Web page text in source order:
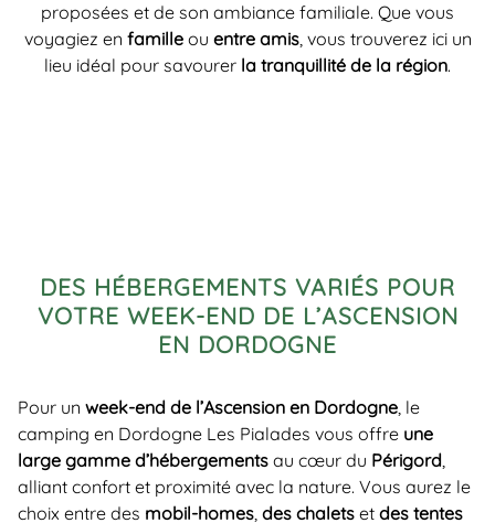
proposées et de son ambiance familiale. Que vous
voyagiez en familleou entre amis, vous trouverez ici un
lieu idéal pour savourer la tranquillité de la région.
DES HÉBERGEMENTS VARIÉS POUR
VOTRE WEEK-END DE L’ASCENSION
EN DORDOGNE
Pour un week-end de l’Ascension en Dordogne, le
camping en Dordogne Les Pialades vous offre une
large gamme d’hébergements au cœur du Périgord,
alliant confort et proximité avec la nature. Vous aurez le
choix entre des mobil-homes, des chalets et des tentes